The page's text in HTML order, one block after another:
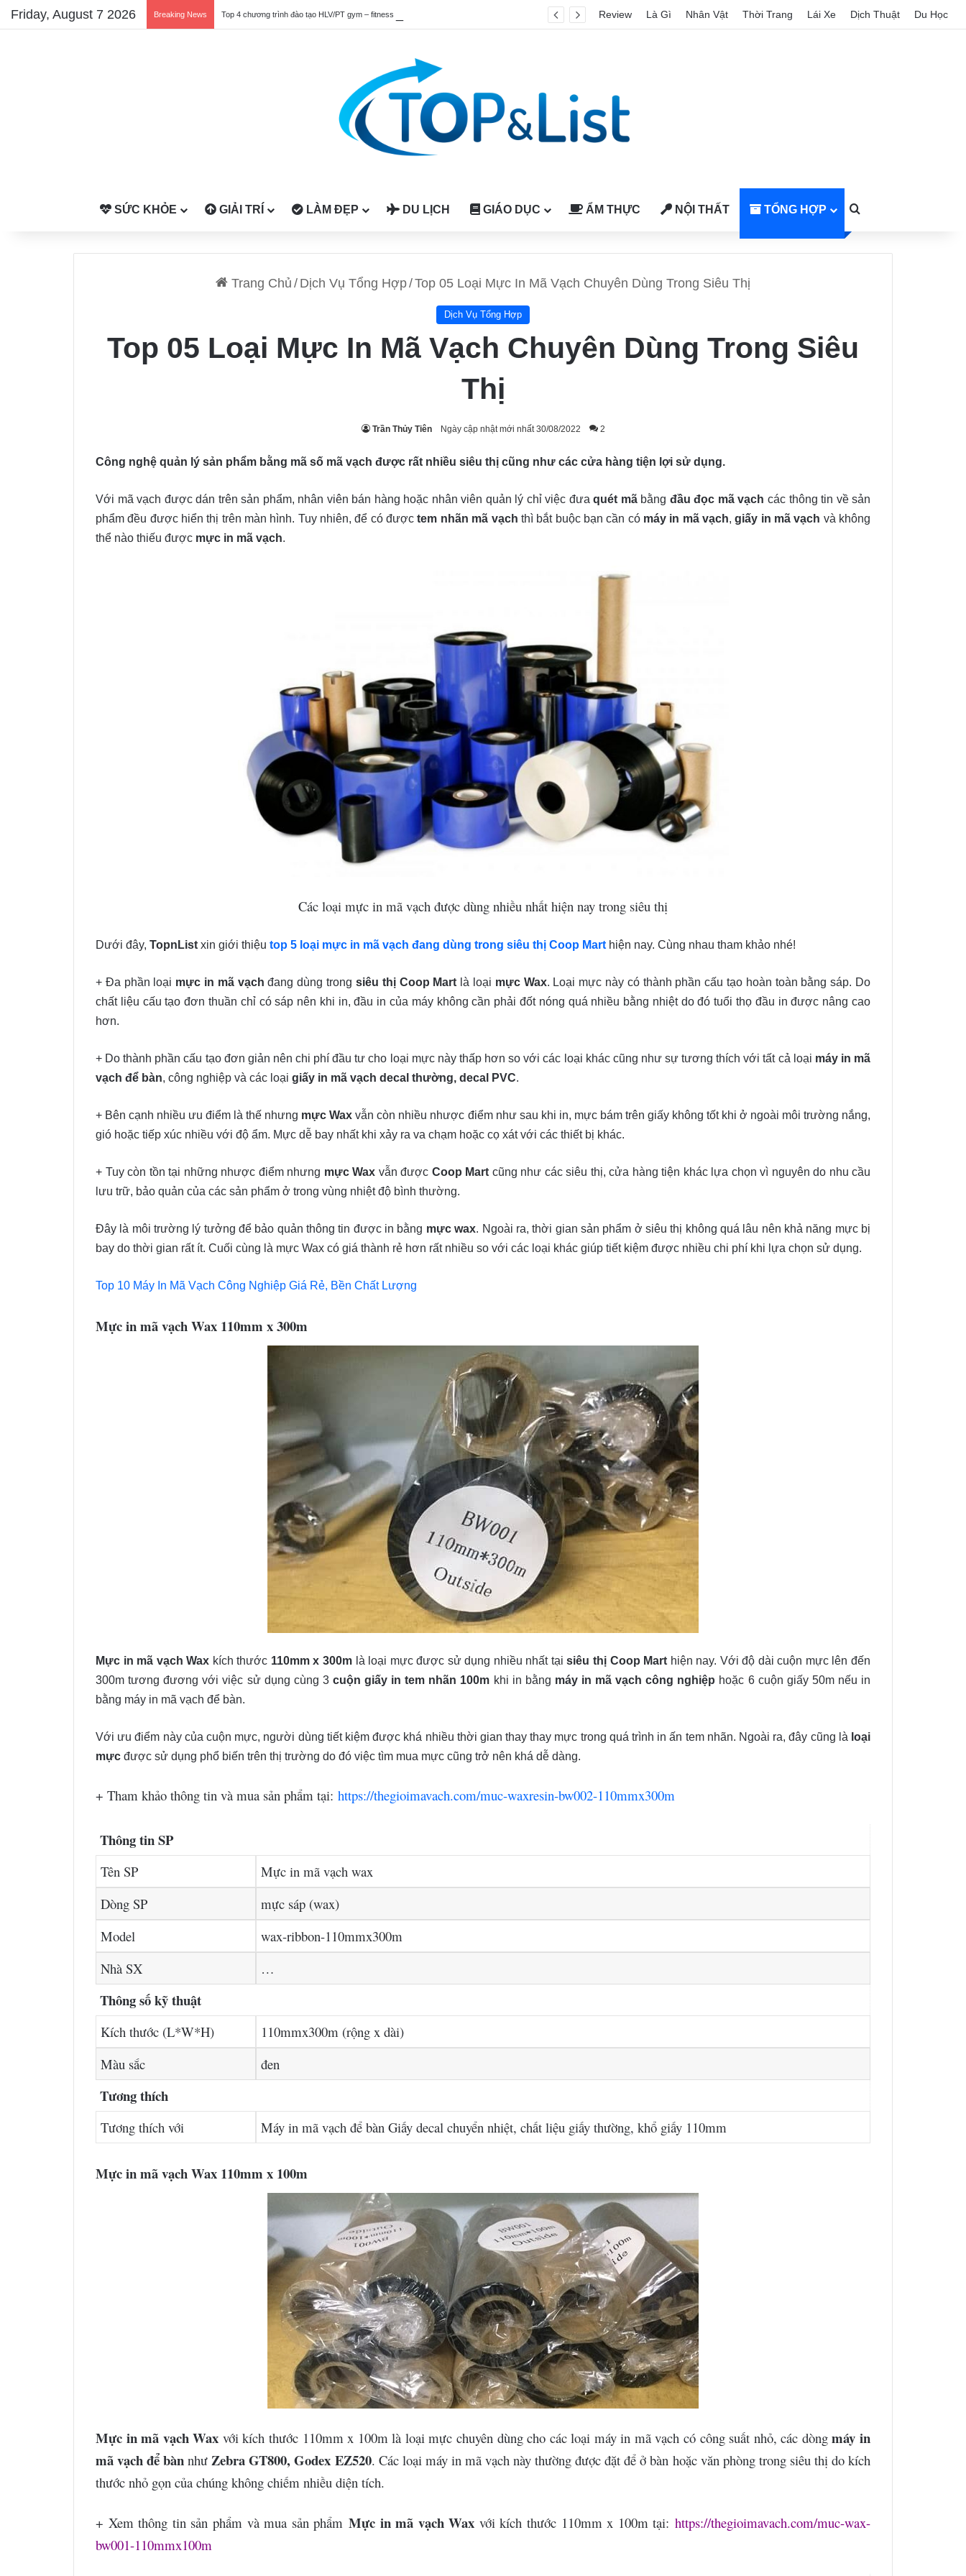
Friday, August 7 2026 Breaking News Top 4 chương trình đào tạo HLV/PT gym – fitness quốc tế được công nhận tại Việt Nam Review Là Gì Nhân Vật Thời Trang Lái Xe Dịch Thuật Du Học
SỨC KHỎE GIẢI TRÍ LÀM ĐẸP DU LỊCH GIÁO DỤC ẨM THỰC NỘI THẤT TỔNG HỢP
Trang Chủ / Dịch Vụ Tổng Hợp/Top 05 Loại Mực In Mã Vạch Chuyên Dùng Trong Siêu Thị
Dịch Vụ Tổng Hợp
Top 05 Loại Mực In Mã Vạch Chuyên Dùng Trong Siêu
Thị
Trần Thủy Tiên Ngày cập nhật mới nhất 30/08/2022 2
Công nghệ quản lý sản phẩm bằng mã số mã vạch được rất nhiều siêu thị cũng như các cửa hàng tiện lợi sử dụng.
Với mã vạch được dán trên sản phẩm, nhân viên bán hàng hoặc nhân viên quản lý chỉ việc đưaquét mãbằng đầu đọc mã vạch các thông tin về sản
phẩm đều được hiển thị trên màn hình. Tuy nhiên, để có đượctem nhãn mã vạch thì bắt buộc bạn cần có máy in mã vạch,giấy in mã vạch và không
thể nào thiếu được mực in mã vạch.
Các loại mực in mã vạch được dùng nhiều nhất hiện nay trong siêu thị
Dưới đây, TopnList xin giới thiệu top 5 loại mực in mã vạch đang dùng trong siêu thị Coop Mart hiện nay. Cùng nhau tham khảo nhé!
+ Đa phần loại mực in mã vạch đang dùng trong siêu thị Coop Mart là loại mực Wax. Loại mực này có thành phần cấu tạo hoàn toàn bằng sáp. Do
chất liệu cấu tạo đơn thuần chỉ có sáp nên khi in, đầu in của máy không cần phải đốt nóng quá nhiều bằng nhiệt do đó tuổi thọ đầu in được nâng cao
hơn.
+ Do thành phần cấu tạo đơn giản nên chi phí đầu tư cho loại mực này thấp hơn so với các loại khác cũng như sự tương thích với tất cả loại máy in mã
vạch để bàn, công nghiệp và các loại giấy in mã vạch decal thường, decal PVC.
+ Bên cạnh nhiều ưu điểm là thế nhưng mực Wax vẫn còn nhiều nhược điểm như sau khi in, mực bám trên giấy không tốt khi ở ngoài môi trường nắng,
gió hoặc tiếp xúc nhiều với độ ẩm. Mực dễ bay nhất khi xảy ra va chạm hoặc cọ xát với các thiết bị khác.
+ Tuy còn tồn tại những nhược điểm nhưng mực Wax vẫn được Coop Mart cũng như các siêu thị, cửa hàng tiện khác lựa chọn vì nguyên do nhu cầu
lưu trữ, bảo quản của các sản phẩm ở trong vùng nhiệt độ bình thường.
Đây là môi trường lý tưởng để bảo quản thông tin được in bằng mực wax. Ngoài ra, thời gian sản phẩm ở siêu thị không quá lâu nên khả năng mực bị
bay do thời gian rất ít. Cuối cùng là mực Wax có giá thành rẻ hơn rất nhiều so với các loại khác giúp tiết kiệm được nhiều chi phí khi lựa chọn sử dụng.
Top 10 Máy In Mã Vạch Công Nghiệp Giá Rẻ, Bền Chất Lượng
Mực in mã vạch Wax 110mm x 300m
Mực in mã vạch Wax kích thước 110mm x 300mlà loại mực được sử dụng nhiều nhất tạisiêu thị Coop Mart hiện nay. Với độ dài cuộn mực lên đến
300m tương đương với việc sử dụng cùng 3 cuộn giấy in tem nhãn 100m khi in bằng máy in mã vạch công nghiệp hoặc 6 cuộn giấy 50m nếu in
bằng máy in mã vạch để bàn.
Với ưu điểm này của cuộn mực, người dùng tiết kiệm được khá nhiều thời gian thay thay mực trong quá trình in ấn tem nhãn. Ngoài ra, đây cũng là loại
mực được sử dụng phổ biến trên thị trường do đó việc tìm mua mực cũng trở nên khá dễ dàng.
+ Tham khảo thông tin và mua sản phẩm tại: https://thegioimavach.com/muc-waxresin-bw002-110mmx300m
Thông tin SP
Tên SP
Mực in mã vạch wax
Dòng SP
mực sáp (wax)
Model
wax-ribbon-110mmx300m
Nhà SX
…
Thông số kỹ thuật
Kích thước (L*W*H)
110mmx300m (rộng x dài)
Màu sắc
đen
Tương thích
Tương thích với Máy in mã vạch để bàn Giấy decal chuyển nhiệt, chất liệu giấy thường, khổ giấy 110mm
Mực in mã vạch Wax 110mm x 100m
Mực in mã vạch Wax với kích thước 110mm x 100m là loại mực chuyên dùng cho các loại máy in mã vạch có công suất nhỏ, các dòngmáy in
mã vạch để bàn nhưZebra GT800, Godex EZ520. Các loại máy in mã vạch này thường được đặt để ở bàn hoặc văn phòng trong siêu thị do kích
thước nhỏ gọn của chúng không chiếm nhiều diện tích.
+ Xem thông tin sản phẩm và mua sản phẩm Mực in mã vạch Wax với kích thước 110mm x 100m tại:https://thegioimavach.com/muc-wax-
bw001-110mmx100m